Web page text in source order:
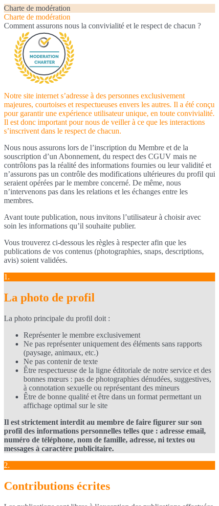
Charte de modération
Charte de modération
Comment assurons nous la convivialité et le respect de chacun ?
Notre site internet s’adresse à des personnes exclusivement
majeures, courtoises et respectueuses envers les autres. Il a été conçu
pour garantir une expérience utilisateur unique, en toute convivialité.
Il est donc important pour nous de veiller à ce que les interactions
s’inscrivent dans le respect de chacun.
Nous nous assurons lors de l’inscription du Membre et de la
souscription d’un Abonnement, du respect des CGUV mais ne
contrôlons pas la réalité des informations fournies ou leur validité et
n’assurons pas un contrôle des modifications ultérieures du profil qui
seraient opérées par le membre concerné. De même, nous
n’intervenons pas dans les relations et les échanges entre les
membres.
Avant toute publication, nous invitons l’utilisateur à choisir avec
soin les informations qu’il souhaite publier.
Vous trouverez ci-dessous les règles à respecter afin que les
publications de vos contenus (photographies, snaps, descriptions,
avis) soient validées.
1.
La photo de profil
La photo principale du profil doit :
Représenter le membre exclusivement
Ne pas représenter uniquement des éléments sans rapports
(paysage, animaux, etc.)
Ne pas contenir de texte
Être respectueuse de la ligne éditoriale de notre service et des
bonnes mœurs : pas de photographies dénudées, suggestives,
à connotation sexuelle ou représentant des mineurs
Être de bonne qualité et être dans un format permettant un
affichage optimal sur le site
Il est strictement interdit au membre de faire figurer sur son
profil des informations personnelles telles que : adresse email,
numéro de téléphone, nom de famille, adresse, ni textes ou
messages à caractère publicitaire.
2.
Contributions écrites